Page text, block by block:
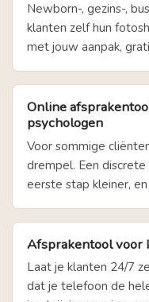
Newborn-, gezins-,
klanten zelf hun
met jouw aanpak,
Online
psychologen
Voor sommige
drempel. Een
eerste stap kleiner,
Afsprakentool voor
Laat je klanten 24/7
dat je telefoon de